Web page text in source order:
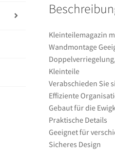
kg
mit
für
Menge
Kleinteilemagazin
Wandmontage
Kleinteile
Verabschieden Sie
Effiziente
Gebaut für die
Praktische Details
Geeignet für
Sicheres Design